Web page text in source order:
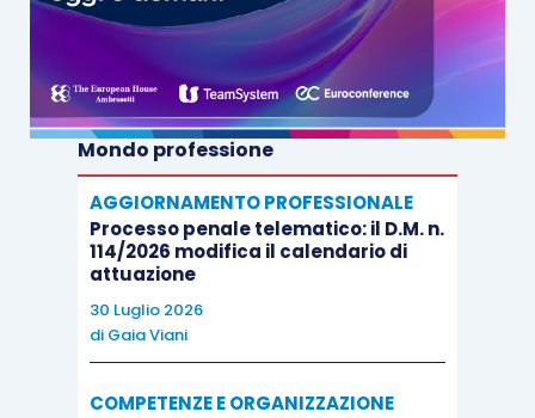
Mondo professione
AGGIORNAMENTO PROFESSIONALE
Processo penale telematico: il D.M. n.
114/2026 modifica il calendario di
attuazione
30 Luglio 2026
di Gaia Viani
COMPETENZE E ORGANIZZAZIONE